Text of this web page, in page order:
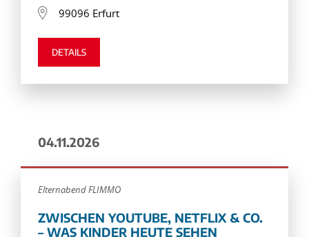
99096 Erfurt
DETAILS
04.11.2026
Elternabend FLIMMO
ZWISCHEN YOUTUBE, NETFLIX & CO.
– WAS KINDER HEUTE SEHEN